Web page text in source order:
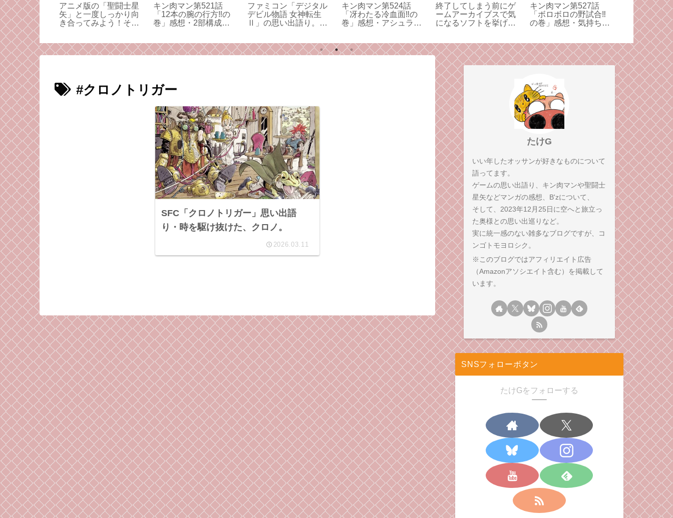
第504話
マッスル・
‼の巻」感
は一番下の
ツい
アニメ版の「聖闘士星
矢」と一度しっかり向
き合ってみよう！その
キン肉マン第521話
「12本の腕の行方‼の
巻」感想・2部構成。
（毒成分強めのため注
意）
ファミコン「デジタル
デビル物語 女神転生
Ⅱ」の思い出語り。僕
ゲームのお話。
キン肉マン第524話
「冴わたる冷血面‼︎の
巻」感想・アシュラマ
師弟コンビが語る！
終了してしまう前にゲ
ームアーカイブスで気
になるソフトを挙げて
キン肉マン第527話
「ボロボロの野試合‼︎
の巻」感想・気持ちが
っちまでボロボロに。
キン肉マン
「この上な
来‼の巻」感
上なく明る
当に期待し
のキン肉マ
ログ！
#クロノトリガー
SFC「クロノトリガー」思い出語
り・時を駆け抜けた、クロノ。
2026.03.11
たけG
いい年したオッサンが好きなものについて
語ってます。
ゲームの思い出語り、キン肉マンや聖闘士
星矢などマンガの感想、B'zについて、
そして、2023年12月25日に空へと旅立っ
た奥様との思い出巡りなど。
実に統一感のない雑多なブログですが、コ
ンゴトモヨロシク。
※このブログではアフィリエイト広告
（Amazonアソシエイト含む）を掲載して
います。
SNSフォローボタン
たけGをフォローする